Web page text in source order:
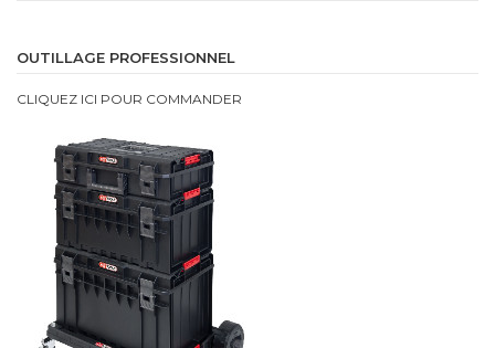
intégrée
Energie
OUTILLAGE PROFESSIONNEL
CLIQUEZ ICI POUR COMMANDER